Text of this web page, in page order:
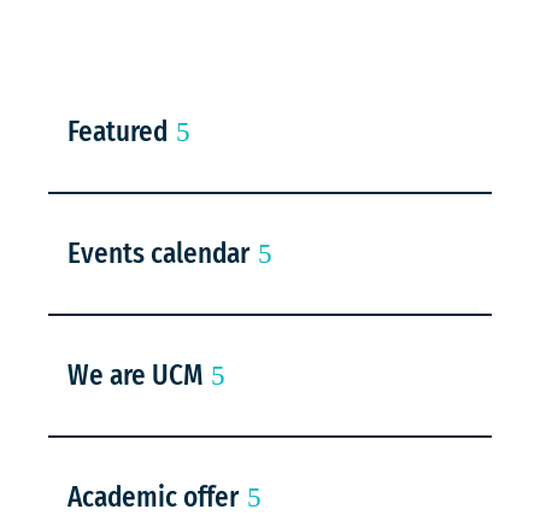
Featured
Events calendar
We are UCM
Academic offer